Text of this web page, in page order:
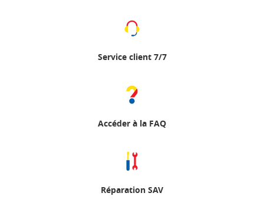
Service client 7/7
Accéder à la FAQ
Réparation SAV